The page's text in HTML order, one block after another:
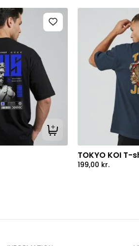
Tilføj til kurv
TOKYO KOI T-
199,00 kr.